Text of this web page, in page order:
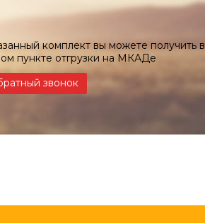
комплект вы можете получить в
пункте отгрузки на МКАДе
звонок